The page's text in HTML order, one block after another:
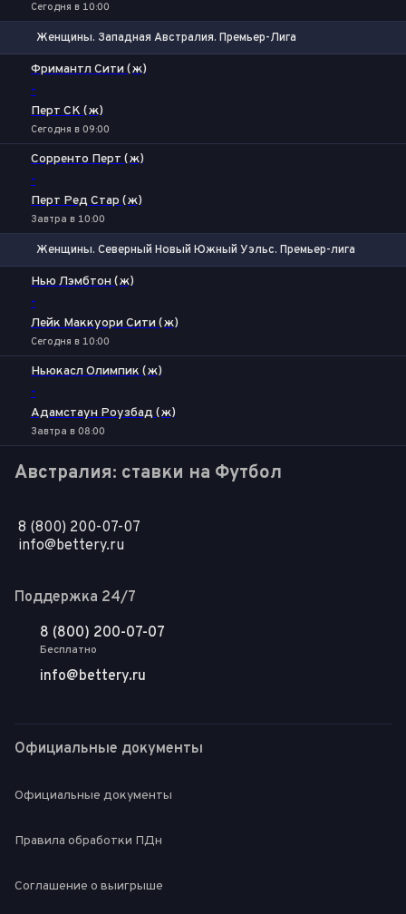
Сегодня в 10:00
Женщины. Западная Австралия. Премьер-Лига
Фримантл Сити (ж)
-
Перт СК (ж)
Сегодня в 09:00
Сорренто Перт (ж)
-
Перт Ред Стар (ж)
Завтра в 10:00
Женщины. Северный Новый Южный Уэльс. Премьер-лига
Нью Лэмбтон (ж)
-
Лейк Маккуори Сити (ж)
Сегодня в 10:00
Ньюкасл Олимпик (ж)
-
Адамстаун Роузбад (ж)
Завтра в 08:00
Австралия: ставки на Футбол
8 (800) 200-07-07
info@bettery.ru
Поддержка 24/7
8 (800) 200-07-07
Бесплатно
info@bettery.ru
Официальные документы
Официальные документы
Правила обработки ПДн
Соглашение о выигрыше